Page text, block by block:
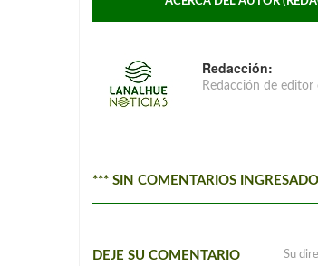
Redacción:
Redacción de
*** SIN COMENTARIOS
DEJE SU COMENTARIO Su